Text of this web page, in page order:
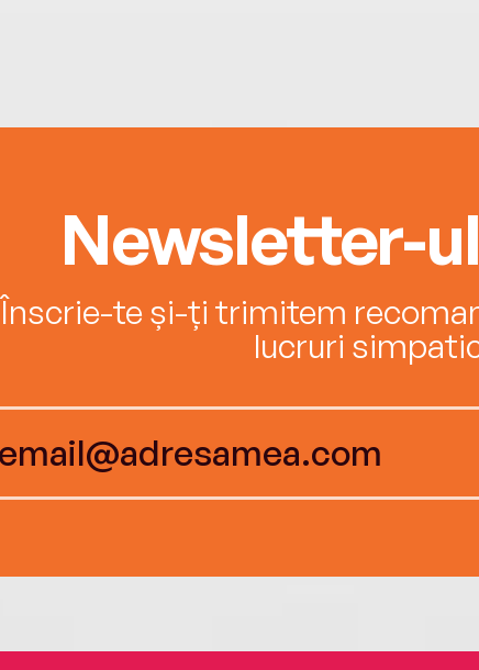
Newsletter-
Înscrie-te și-ți trimitem
lucruri